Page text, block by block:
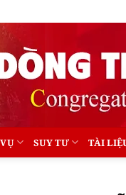
SUY TƯ TÀI